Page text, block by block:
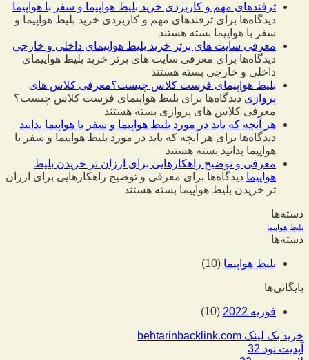
ترفندهای مهم و کاربردی خرید بلیط هواپیما و سفر با هواپیما
دیدگاه‌ها برای ترفندهای مهم و کاربردی خرید بلیط هواپیما و
سفر با هواپیما بسته هستند
معرفی سایت های برتر خرید بلیط هواپیمای داخلی و خارجی
دیدگاه‌ها برای معرفی سایت های برتر خرید بلیط هواپیمای
داخلی و خارجی بسته هستند
بلیط هواپیمای فرست کلاس چیست؟معرفی کلاس های
پروازی دیدگاه‌ها برای بلیط هواپیمای فرست کلاس چیست؟
معرفی کلاس های پروازی بسته هستند
هر آنچه که باید در مورد بلیط هواپیما و سفر با هواپیما بدانید
دیدگاه‌ها برای هر آنچه که باید در مورد بلیط هواپیما و سفر با
هواپیما بدانید بسته هستند
معرفی و توضیح راهکارهایی برای ارزان تر خریدن بلیط
هواپیما دیدگاه‌ها برای معرفی و توضیح راهکارهایی برای ارزان
تر خریدن بلیط هواپیما بسته هستند
دسته‌ها
بلیط هواپیما
دسته‌ها
بلیط هواپیما (10)
بایگانی‌ها
فوریه 2022 (10)
خرید بک لینک behtarinbacklink.com
آپدیت نود 32